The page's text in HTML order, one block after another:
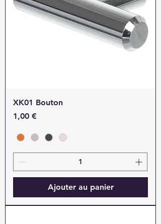
XK01 Bouton
Prix
1,00 €
Ajouter au panier